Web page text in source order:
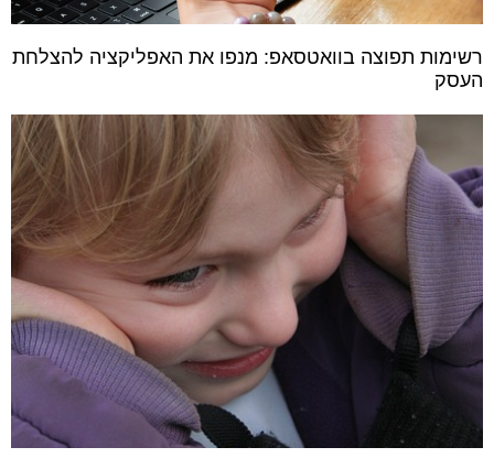
רשימות תפוצה בוואטסאפ: מנפו את האפליקציה להצלחת
העסק